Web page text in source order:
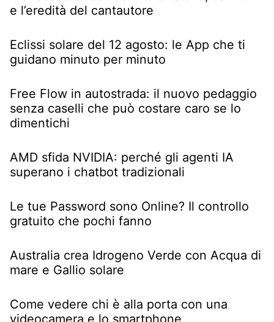
e l’eredità del cantautore
Eclissi solare del 12 agosto: le App che ti
guidano minuto per minuto
Free Flow in autostrada: il nuovo pedaggio
senza caselli che può costare caro se lo
dimentichi
AMD sfida NVIDIA: perché gli agenti IA
superano i chatbot tradizionali
Le tue Password sono Online? Il controllo
gratuito che pochi fanno
Australia crea Idrogeno Verde con Acqua di
mare e Gallio solare
Come vedere chi è alla porta con una
videocamera e lo smartphone